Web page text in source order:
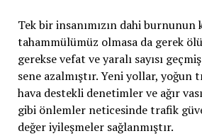
Tek bir insanımızın dahi burnunun
tahammülümüz olmasa da gerek
gerekse vefat ve yaralı sayısı
sene azalmıştır. Yeni yollar,
hava destekli denetimler ve ağır
gibi önlemler neticesinde trafik
değer iyileşmeler sağlanmıştır.